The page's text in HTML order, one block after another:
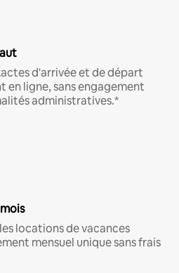
d'arrivée et de départ
en ligne, sans engagement
administratives.*
locations de vacances
mensuel unique sans frais